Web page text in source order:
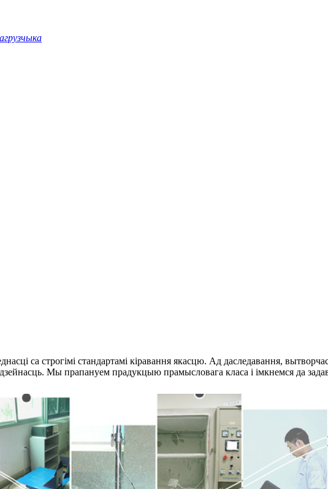
са строгімі стандартамі кіравання якасцю. Ад даследавання,
Мы прапануем прадукцыю прамысловага класа і імкнемся да